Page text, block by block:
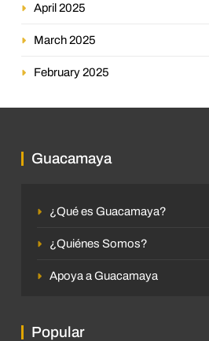
April 2025
March 2025
February 2025
Guacamaya
¿Qué es Guacamaya?
¿Quiénes Somos?
Apoya a Guacamaya
Popular